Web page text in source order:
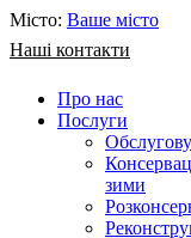
Місто: Ваше місто
Наші контакти
Про нас
Послуги
зими